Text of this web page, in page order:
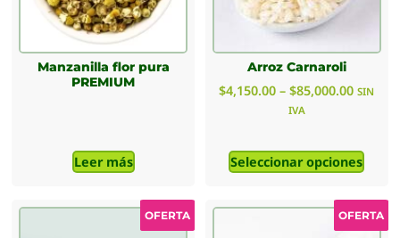
Manzanilla flor pura
PREMIUM
Leer más
Arroz Carnaroli
$4,150.00 – $85,000.00 SIN
IVA
Seleccionar opciones
OFERTA OFERTA